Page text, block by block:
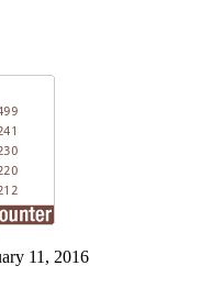
11, 2016